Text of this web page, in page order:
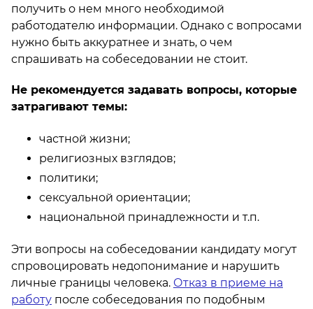
получить о нем много необходимой
работодателю информации. Однако с вопросами
нужно быть аккуратнее и знать, о чем
спрашивать на собеседовании не стоит.
Не рекомендуется задавать вопросы, которые
затрагивают темы:
частной жизни;
религиозных взглядов;
политики;
сексуальной ориентации;
национальной принадлежности и т.п.
Эти вопросы на собеседовании кандидату могут
спровоцировать недопонимание и нарушить
личные границы человека. Отказ в приеме на
работу после собеседования по подобным